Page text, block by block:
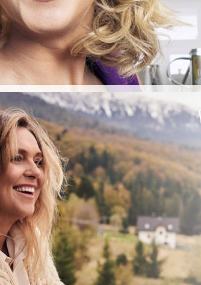
PIECZYSTE POD
CHMURKĄ!
Przepisy na grilla;-)